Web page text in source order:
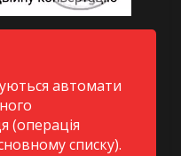
автомати
(операція
списку).